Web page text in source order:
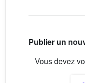
Publier un
Vous devez